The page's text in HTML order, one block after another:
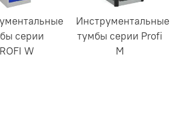
серии
W
Инструментальные
тумбы серии Profi
M